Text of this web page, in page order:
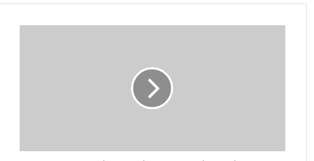
PM मोदी का वीडियो प्रतिबंधित होने के मामले में